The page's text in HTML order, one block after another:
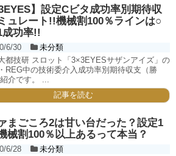
】設定Cビタ成功率別期待収
ュレート!!機械割100％ラインは○
成功率!!
6/30
未分類
大都技研 スロット「3×3EYESサザンアイズ」の
REG中の技術委介入成功率別期待収支（勝
介です。 ...
記事を読む
まごころ2は甘い台だった？設定1
械割100％以上あるって本当？
6/28
未分類